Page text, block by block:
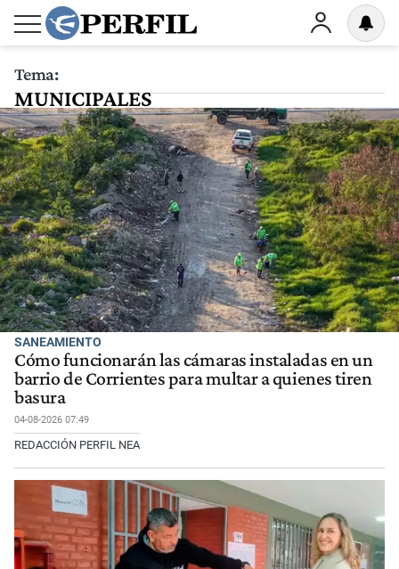
Tema:
MUNICIPALES
SANEAMIENTO
Cómo funcionarán las cámaras instaladas en un
barrio de Corrientes para multar a quienes tiren
basura
04-08-2026 07:49
REDACCIÓN PERFIL NEA